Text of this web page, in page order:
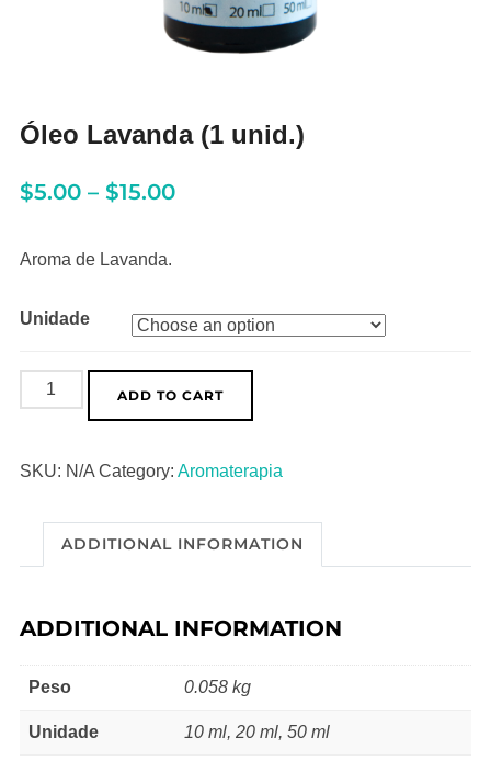
Óleo Lavanda (1 unid.)
$5.00– $15.00
Aroma de Lavanda.
Unidade
Óleo
Lavanda
unid.)
ADD TO CART
SKU: N/A Category: Aromaterapia
ADDITIONAL INFORMATION
ADDITIONAL INFORMATION
Peso 0.058 kg
Unidade 10 ml, 20 ml, 50 ml